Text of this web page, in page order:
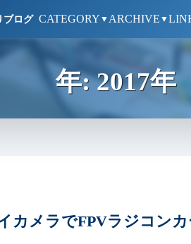
ブログ CATEGORY ▼ ARCHIVE ▼
年:2017年
カメラでFPVラジコン